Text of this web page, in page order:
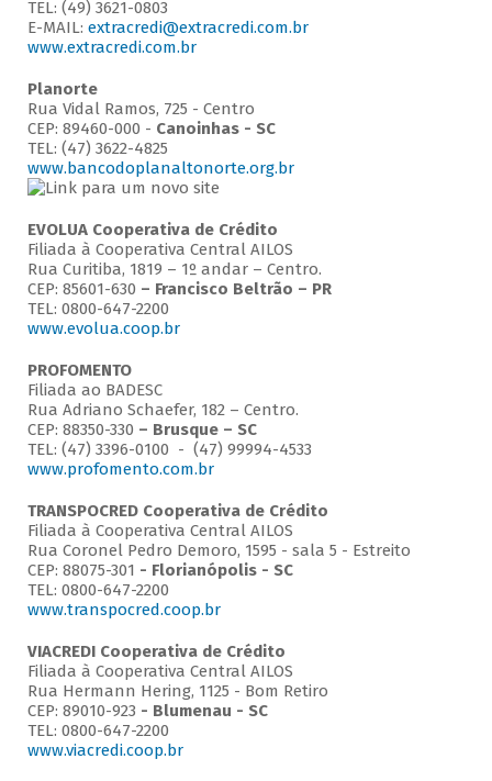
TEL: (49) 3621-0803
E-MAIL: extracredi@extracredi.com.br
www.extracredi.com.br
Planorte
Rua Vidal Ramos, 725 - Centro
CEP: 89460-000 - Canoinhas - SC
TEL: (47) 3622-4825
www.bancodoplanaltonorte.org.br
EVOLUA Cooperativa de Crédito
Filiada à Cooperativa Central AILOS
Rua Curitiba, 1819 – 1º andar – Centro.
CEP: 85601-630 – Francisco Beltrão – PR
TEL: 0800-647-2200
www.evolua.coop.br
PROFOMENTO
Filiada ao BADESC
Rua Adriano Schaefer, 182 – Centro.
CEP: 88350-330 – Brusque – SC
TEL: (47) 3396-0100 - (47) 99994-4533
www.profomento.com.br
TRANSPOCRED Cooperativa de Crédito
Filiada à Cooperativa Central AILOS
Rua Coronel Pedro Demoro, 1595 - sala 5 - Estreito
CEP: 88075-301 - Florianópolis - SC
TEL: 0800-647-2200
www.transpocred.coop.br
VIACREDI Cooperativa de Crédito
Filiada à Cooperativa Central AILOS
Rua Hermann Hering, 1125 - Bom Retiro
CEP: 89010-923 - Blumenau - SC
TEL: 0800-647-2200
www.viacredi.coop.br